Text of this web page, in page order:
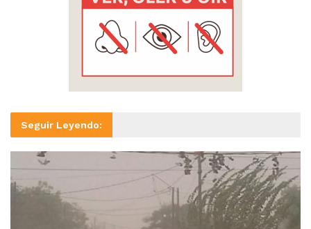
Seguir Leyendo: